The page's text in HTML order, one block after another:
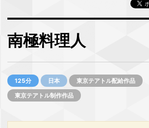
南極料理人
125分 日本
東京テアトル配給作品
東京テアトル制作作品